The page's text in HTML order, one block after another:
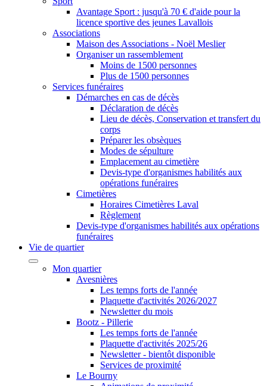
Avantage Sport : jusqu'à 70 € d'aide pour la
licence sportive des jeunes Lavallois
Associations
Maison des Associations - Noël Meslier
Organiser un rassemblement
Moins de 1500 personnes
Plus de 1500 personnes
Services funéraires
Démarches en cas de décès
Déclaration de décès
Lieu de décès, Conservation et transfert du
corps
Préparer les obsèques
Modes de sépulture
Emplacement au cimetière
Devis-type d'organismes habilités aux
opérations funéraires
Cimetières
Horaires Cimetières Laval
Règlement
Devis-type d'organismes habilités aux opérations
funéraires
Vie de quartier
Mon quartier
Avesnières
Les temps forts de l'année
Plaquette d'activités 2026/2027
Newsletter du mois
Bootz - Pillerie
Les temps forts de l'année
Plaquette d'activités 2025/26
Newsletter - bientôt disponible
Services de proximité
Le Bourny